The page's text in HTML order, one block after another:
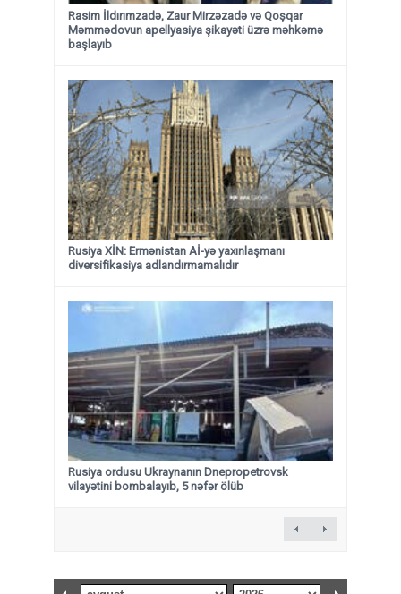
Rasim İldırımzadə, Zaur Mirzəzadə və Qoşqar
Məmmədovun apellyasiya şikayəti üzrə məhkəmə
başlayıb
Rusiya XİN: Ermənistan Aİ-yə yaxınlaşmanı
diversifikasiya adlandırmamalıdır
Rusiya ordusu Ukraynanın Dnepropetrovsk
vilayətini bombalayıb, 5 nəfər ölüb